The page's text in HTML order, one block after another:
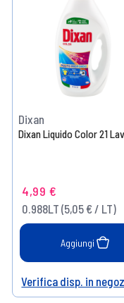
Dixan
Dixan Liquido Color 21
4,99 €
0.988LT (5,05 € / LT)
Aggiungi
Help
Verifica disp. in